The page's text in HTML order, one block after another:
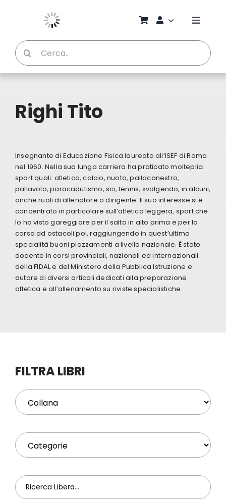
Toggle
Chi
Riviste
Eventi
Cerca
per:
Righi Tito
Insegnante di Educazione Fisica laureato all’ISEF di Roma
nel 1960. Nella sua lunga carriera ha praticato molteplici
sport quali: atletica, calcio, nuoto, pallacanestro,
pallavolo, paracadutismo, sci, tennis, svolgendo, in alcuni,
anche ruoli di allenatore o dirigente. Il suo interesse si è
concentrato in particolare sull’atletica leggera, sport che
lo ha visto gareggiare per il salto in alto prima e per la
corsa ad ostacoli poi, raggiungendo in quest’ultima
specialità buoni piazzamenti a livello nazionale. È stato
docente in corsi provinciali, nazionali ed internazionali
della FIDAL e del Ministero della Pubblica Istruzione e
autore di diversi articoli dedicati alla preparazione
atletica e all’allenamento su riviste specialistiche.
FILTRA LIBRI